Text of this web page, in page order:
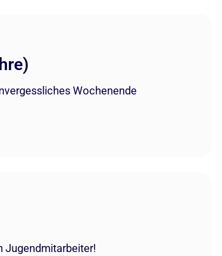
Wochenende
Jugendmitarbeiter!